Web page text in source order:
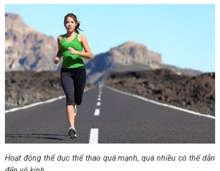
Hoạt động thể dục thể thao quá mạnh, quá nhiều có thể dẫn